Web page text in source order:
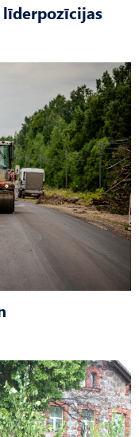
līderpozīcijas